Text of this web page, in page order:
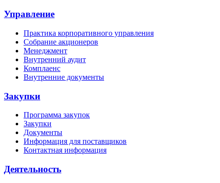
Управление
Практика корпоративного управления
Собрание акционеров
Менеджмент
Внутренний аудит
Комплаенс
Внутренние документы
Закупки
Программа закупок
Закупки
Документы
Информация для поставщиков
Контактная информация
Деятельность